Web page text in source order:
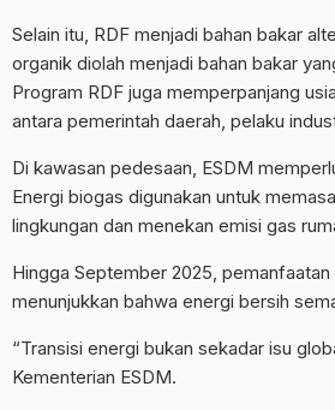
Selain itu, RDF menjadi bahan bakar
organik diolah menjadi bahan bakar
Program RDF juga memperpanjang
antara pemerintah daerah, pelaku
Di kawasan pedesaan, ESDM
Energi biogas digunakan untuk
lingkungan dan menekan emisi gas
Hingga September 2025,
menunjukkan bahwa energi bersih
“Transisi energi bukan sekadar isu
Kementerian ESDM.